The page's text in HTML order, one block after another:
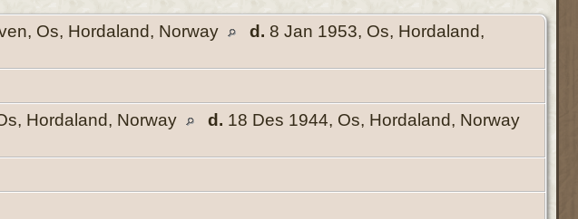
Os, Hordaland, Norway d. 8 Jan 1953, Os, Hordaland,
Hordaland, Norway d. 18 Des 1944, Os, Hordaland, Norway